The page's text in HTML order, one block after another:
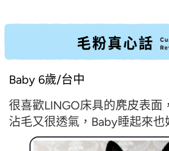
Baby 6歲/台中
很喜歡LINGO床具的麂皮表面
沾毛又很透氣，Baby睡起來